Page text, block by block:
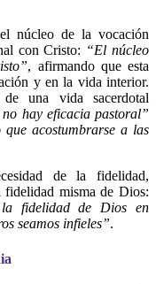
núcleo de la vocación
con Cristo: “El núcleo
, afirmando que esta
y en la vida interior.
una vida sacerdotal
hay eficacia pastoral”
acostumbrarse a las
de la fidelidad,
fidelidad misma de Dios:
fidelidad de Dios en
seamos infieles”.